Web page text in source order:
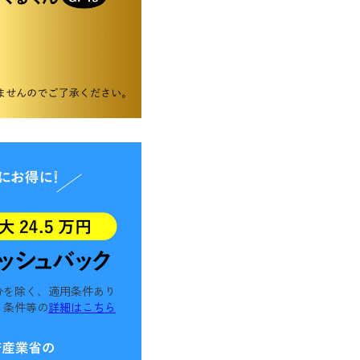
除く、適用条件あり
件等の詳細はこちら